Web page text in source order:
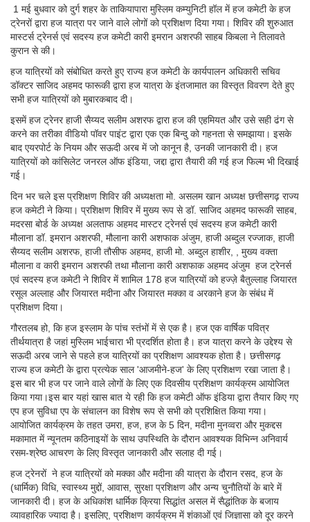
1 मई बुधवार को दुर्ग शहर के ताकियापारा मुस्लिम कम्युनिटी हॉल में हज कमेटी के हज
ट्रेनरों द्वारा हज यात्रा पर जाने वाले लोगों को प्रशिक्षण दिया गया। शिविर की शुरुआत
मास्टर्स ट्रेनर्स एवं सदस्य हज कमेटी कारी इमरान अशरफी साहब किबला ने तिलावते
कुरान से की।
हज यात्रियों को संबोधित करते हुए राज्य हज कमेटी के कार्यपालन अधिकारी सचिव
डॉक्टर साजिद अहमद फारूकी द्वारा हज यात्रा के इंतजामात का विस्तृत विवरण देते हुए
सभी हज यात्रियों को मुबारकबाद दी।
इसमें हज ट्रेनर हाजी सैय्यद सलीम अशरफ द्वारा हज की एहमियत और उसे सही ढंग से
करने का तरीका वीडियो पॉवर पाइंट द्वारा एक एक बिन्दु को गहनता से समझाया। इसके
बाद एयरपोर्ट के नियम और सऊदी अरब में जो कानून है, उनकी जानकारी दी। हज
यात्रियों को कांसिलेट जनरल ऑफ इंडिया, जद्दा द्वारा तैयारी की गई हज फिल्म भी दिखाई
गई।
दिन भर चले इस प्रशिक्षण शिविर की अध्यक्षता मो. असलम खान अध्यक्ष छत्तीसगढ़ राज्य
हज कमेटी ने किया। प्रशिक्षण शिविर में मुख्य रूप से डॉ. साजिद अहमद फारूकी साहब,
मदरसा बोर्ड के अध्यक्ष अलताफ अहमद मास्टर ट्रेनर्स एवं सदस्य हज कमेटी कारी
मौलाना डॉ. इमरान अशरफी, मौलाना कारी अशफाक अंजुम, हाजी अब्दुल रज्जाक, हाजी
सैय्यद सलीम अशरफ, हाजी तौसीफ अहमद, हाजी मो. अब्दुल हाशीर, , मुख्य वक्ता
मौलाना व कारी इमरान अशरफी तथा मौलाना कारी अशफाक अहमद अंजुम हज ट्रेनर्स
एवं सदस्य हज कमेटी ने शिविर में शामिल 178 हज यात्रियों को हज्ज़े बैतुल्लाह जियारत
रसूल अल्लाह और जियारत मदीना और जियारत मक्का व अरकाने हज के संबंध में
प्रशिक्षण दिया।
गौरतलब हो, कि हज इस्लाम के पांच स्तंभों में से एक है। हज एक वार्षिक पवित्र
तीर्थयात्रा है जहां मुस्लिम भाईचारा भी प्रदर्शित होता है। हज यात्रा करने के उद्देश्य से
सऊदी अरब जाने से पहले हज यात्रियों का प्रशिक्षण आवश्यक होता है। छत्तीसगढ़
राज्य हज कमेटी के द्वारा प्रत्येक साल 'आजमीने-हज' के लिए प्रशिक्षण रखा जाता है।
इस बार भी हज पर जाने वाले लोगों के लिए एक दिवसीय प्रशिक्षण कार्यक्रम आयोजित
किया गया।इस बार यहां खास बात ये रही कि हज कमेटी ऑफ इंडिया द्वारा तैयार किए गए
एप हज सुविधा एप के संचालन का विशेष रूप से सभी को प्रशिक्षित किया गया।
आयोजित कार्यक्रम के तहत उमरा, हज, हज के 5 दिन, मदीना मुनव्वरा और मुकद्दस
मकामात में न्यूनतम कठिनाइयों के साथ उपस्थिति के दौरान आवश्यक विभिन्न अनिवार्य
रसम-श्रेष्ठ आचरण के लिए विस्तृत जानकारी और सलाह दी गई।
हज ट्रेनरों ने हज यात्रियों को मक्का और मदीना की यात्रा के दौरान रसद, हज के
(धार्मिक) विधि, स्वास्थ्य मुद्दों, आवास, सुरक्षा प्रशिक्षण और अन्य चुनौतियों के बारे में
जानकारी दी। हज के अधिकांश धार्मिक क्रिया सिद्धांत असल में सैद्धांतिक के बजाय
व्यावहारिक ज्यादा है। इसलिए, प्रशिक्षण कार्यक्रम में शंकाओं एवं जिज्ञासा को दूर करने